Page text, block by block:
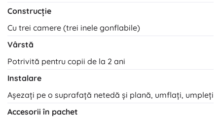
Construcție
Cu trei camere (trei inele gonflabile)
Vârstă
Potrivită pentru copii de la 2 ani
Instalare
Așezați pe o suprafață netedă și plană, umflați, umpleți
Accesorii în pachet